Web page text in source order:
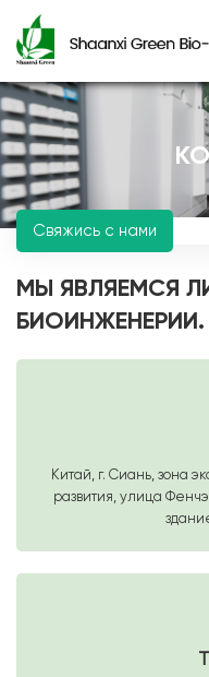
Свяжись с нами
МЫ ЯВЛЯЕМСЯ
БИОИНЖЕНЕРИИ.
Китай, г. Сиань, зона
развития, улица